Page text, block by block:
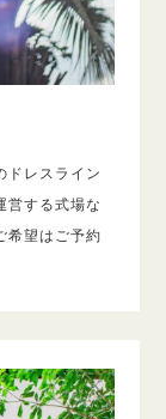
ドレスライン
営する式場な
希望はご予約